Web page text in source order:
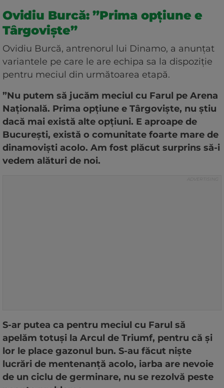
Ovidiu Burcă: ”Prima opțiune e
Târgoviște”
Ovidiu Burcă, antrenorul lui Dinamo, a anunțat
variantele pe care le are echipa sa la dispoziție
pentru meciul din următoarea etapă.
”Nu putem să jucăm meciul cu Farul pe Arena
Națională. Prima opțiune e Târgoviște, nu știu
dacă mai există alte opțiuni. E aproape de
București, există o comunitate foarte mare de
dinamoviști acolo. Am fost plăcut surprins să-i
vedem alături de noi.
S-ar putea ca pentru meciul cu Farul să
apelăm totuși la Arcul de Triumf, pentru că și
lor le place gazonul bun. S-au făcut niște
lucrări de mentenanță acolo, iarba are nevoie
de un ciclu de germinare, nu se rezolvă peste